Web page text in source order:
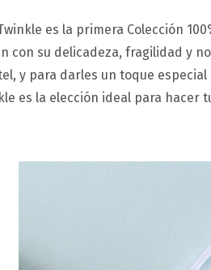
es la primera Colección
con su delicadeza, fragilidad y
y para darles un toque
es la elección ideal para hacer